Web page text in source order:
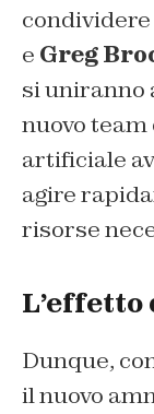
e Greg
si uniranno
nuovo
artificiale
agire
risorse
Dunque,
il nuovo